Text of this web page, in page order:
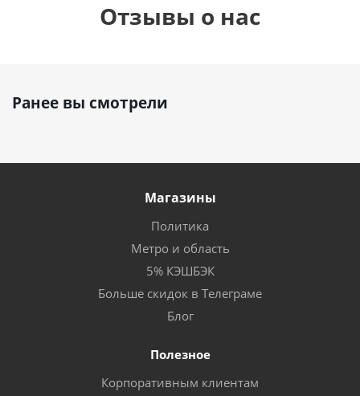
Отзывы о нас
Ранее вы смотрели
Магазины
Политика
Метро и область
5% КЭШБЭК
Больше скидок в Телеграме
Блог
Полезное
Корпоративным клиентам